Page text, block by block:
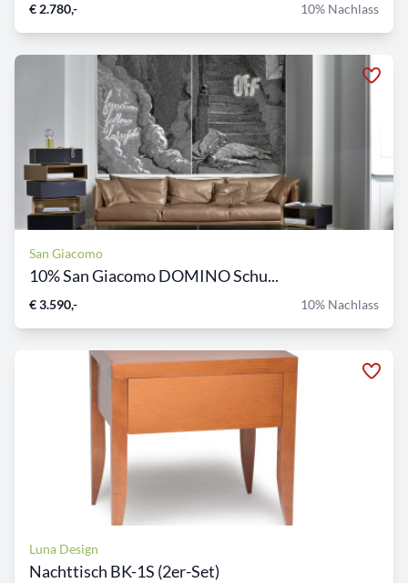
€ 2.780,- 10% Nachlass
San Giacomo
10% San Giacomo DOMINO Schu...
€ 3.590,- 10% Nachlass
Luna Design
Nachttisch BK-1S (2er-Set)